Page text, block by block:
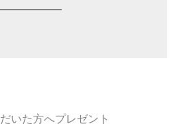
いた方へプレゼント